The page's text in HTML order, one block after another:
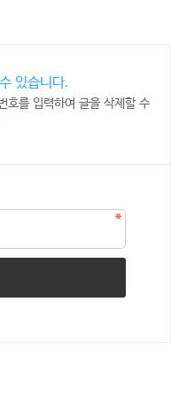
있습니다.
호를 입력하여 글을 삭제할 수